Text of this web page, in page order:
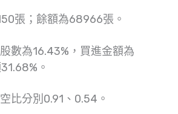
張；餘額為68966張。
數為16.43%，買進金額為
。
比分別0.91、0.54。